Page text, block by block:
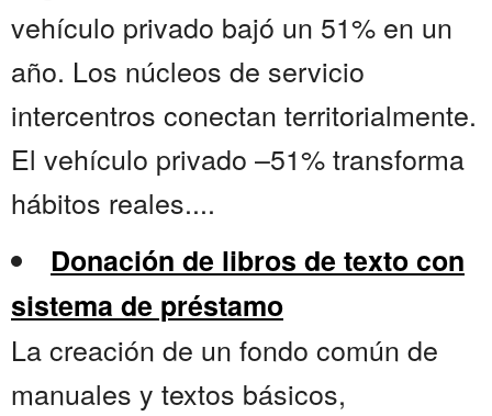
vehículo privado bajó un 51% en un
año. Los núcleos de servicio
intercentros conectan territorialmente.
El vehículo privado –51% transforma
hábitos reales....
Donación de libros de texto con
sistema de préstamo
La creación de un fondo común de
manuales y textos básicos,